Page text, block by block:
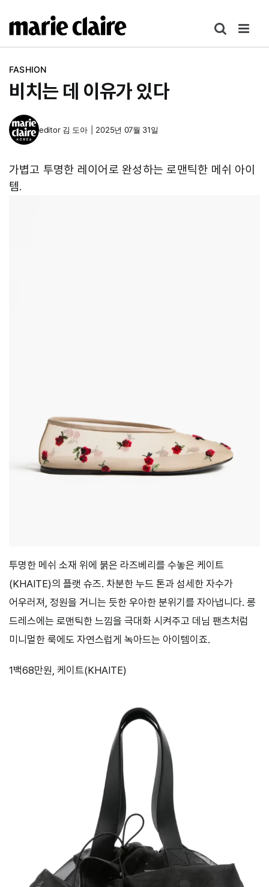
텐
FASHION
비치는 데 이유가 있다
editor 김 도아 2025년 07월 31일
가볍고 투명한 레이어로 완성하는 로맨틱한 메쉬 아이
템.
투명한 메쉬 소재 위에 붉은 라즈베리를 수놓은 케이트
(KHAITE)의 플랫 슈즈. 차분한 누드 톤과 섬세한 자수가
어우러져, 정원을 거니는 듯한 우아한 분위기를 자아냅니다. 롱
드레스에는 로맨틱한 느낌을 극대화 시켜주고 데님 팬츠처럼
미니멀한 룩에도 자연스럽게 녹아드는 아이템이죠.
1백68만원, 케이트(KHAITE)